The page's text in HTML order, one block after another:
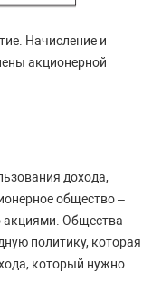
Начисление и
акционерной
дохода,
общество –
акциями. Общества
политику, которая
который нужно